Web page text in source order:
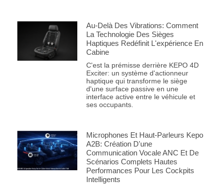
Au-Delà Des Vibrations: Comment
La Technologie Des Sièges
Haptiques Redéfinit L'expérience En
Cabine
C'est la prémisse derrière KEPO 4D
Exciter: un système d'actionneur
haptique qui transforme le siège
d'une surface passive en une
interface active entre le véhicule et
ses occupants.
Microphones Et Haut-Parleurs Kepo
A2B: Création D'une
Communication Vocale ANC Et De
Scénarios Complets Hautes
Performances Pour Les Cockpits
Intelligents